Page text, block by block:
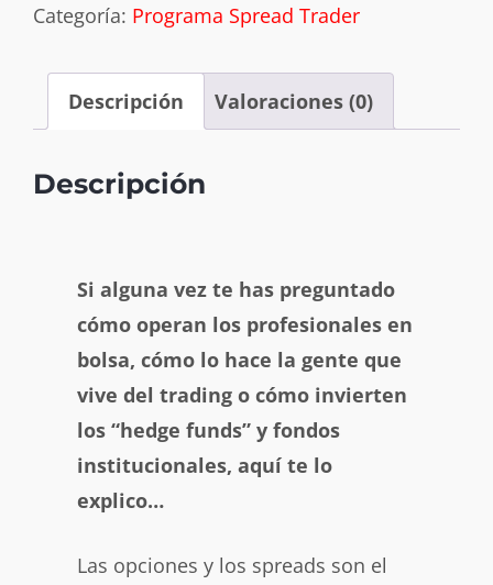
Categoría: Programa Spread Trader
Descripción Valoraciones (0)
Descripción
Si alguna vez te has preguntado
cómo operan los profesionales en
bolsa, cómo lo hace la gente que
vive del trading o cómo invierten
los “hedge funds” y fondos
institucionales, aquí te lo
explico…
Las opciones y los spreads son el